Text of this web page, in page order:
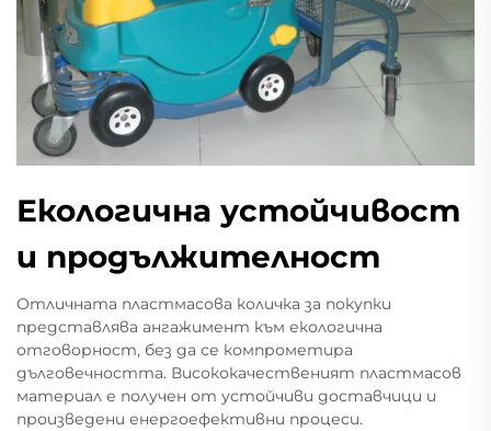
Екологична устойчивост
и продължителност
Отличната пластмасова количка за покупки
представлява ангажимент към екологична
отговорност, без да се компрометира
дълговечността. Висококачественият пластмасов
материал е получен от устойчиви доставчици и
произведени енергоефективни процеси.